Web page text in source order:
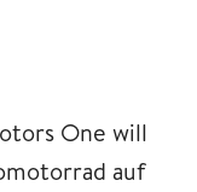
One will
auf